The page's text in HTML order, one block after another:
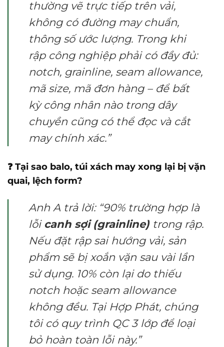
thường vẽ trực tiếp trên vải,
không có đường may chuẩn,
thông số ước lượng. Trong khi
rập công nghiệp phải có đầy đủ:
notch, grainline, seam allowance,
mã size, mã đơn hàng – để bất
kỳ công nhân nào trong dây
chuyền cũng có thể đọc và cắt
may chính xác.”
❓ Tại sao balo, túi xách may xong lại bị vặn
quai, lệch form?
Anh A trả lời: “90% trường hợp là
lỗi canh sợi (grainline)trong rập.
Nếu đặt rập sai hướng vải, sản
phẩm sẽ bị xoắn vặn sau vài lần
sử dụng. 10% còn lại do thiếu
notch hoặc seam allowance
không đều. Tại Hợp Phát, chúng
tôi có quy trình QC 3 lớp để loại
bỏ hoàn toàn lỗi này.”